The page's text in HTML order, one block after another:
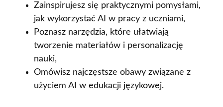
Zainspirujesz się praktycznymi pomysłami,
jak wykorzystać AI w pracy z uczniami,
Poznasz narzędzia, które ułatwiają
tworzenie materiałów i personalizację
nauki,
Omówisz najczęstsze obawy związane z
użyciem AI w edukacji językowej.